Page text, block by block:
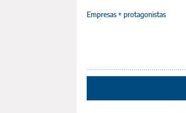
Empresas + protagonistas